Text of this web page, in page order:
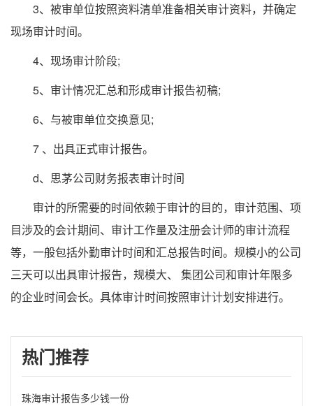
3、被审单位按照资料清单准备相关审计资料，并确定
现场审计时间。
4、现场审计阶段;
5、审计情况汇总和形成审计报告初稿;
6、与被审单位交换意见;
7 、出具正式审计报告。
d、思茅公司财务报表审计时间
审计的所需要的时间依赖于审计的目的，审计范围、项
目涉及的会计期间、审计工作量及注册会计师的审计流程
等，一般包括外勤审计时间和汇总报告时间。规模小的公司
三天可以出具审计报告，规模大、 集团公司和审计年限多
的企业时间会长。具体审计时间按照审计计划安排进行。
热门推荐
珠海审计报告多少钱一份